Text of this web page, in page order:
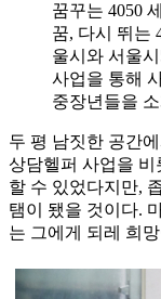
꿈꾸는 4050
꿈, 다시 뛰는
울시와 서울
사업을 통해
중장년들을
두 평 남짓한 공간
상담헬퍼 사업을
할 수 있었다지만,
탬이 됐을 것이다.
는 그에게 되레 희